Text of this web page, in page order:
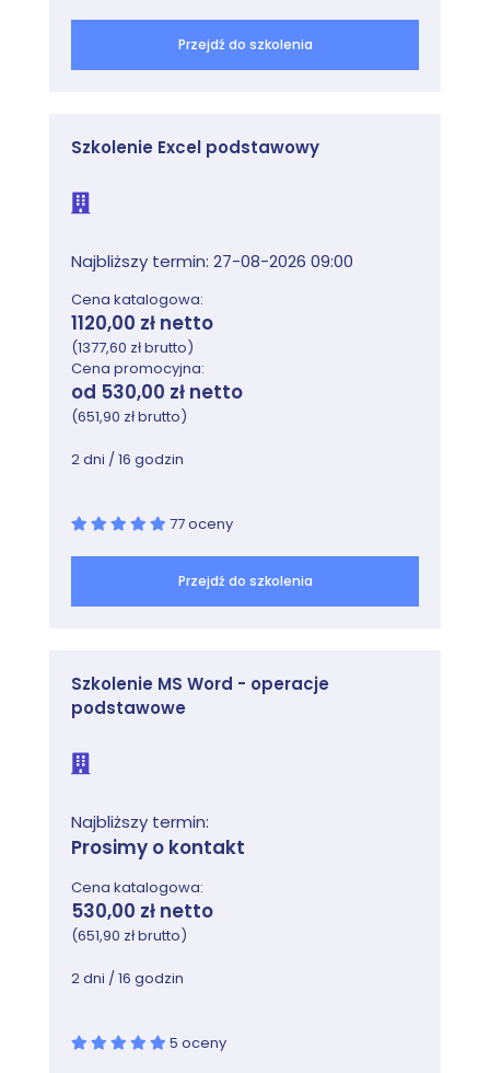
Przejdź do szkolenia
Szkolenie Excel podstawowy
Najbliższy termin: 27-08-2026 09:00
Cena katalogowa:
1120,00 zł netto
(1377,60 zł brutto)
Cena promocyjna:
od 530,00 zł netto
(651,90 zł brutto)
2 dni / 16 godzin
77 oceny
Przejdź do szkolenia
Szkolenie MS Word - operacje
podstawowe
Najbliższy termin:
Prosimy o kontakt
Cena katalogowa:
530,00 zł netto
(651,90 zł brutto)
2 dni / 16 godzin
5 oceny